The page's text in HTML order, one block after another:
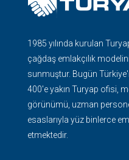
1985 yılında kurulan
çağdaş emlakçılık
sunmuştur. Bugün
400'e yakın Turyap ofisi,
görünümü, uzman
esaslarıyla yüz binlerce
etmektedir.